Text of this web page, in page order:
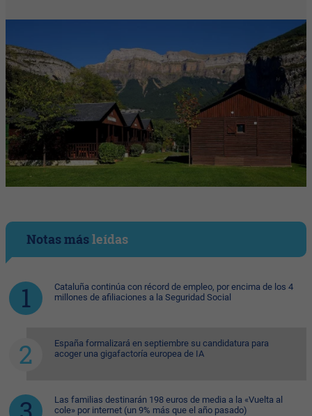
Notas másleídas
Cataluña continúa con récord de empleo, por encima de los 4
millones de afiliaciones a la Seguridad Social
España formalizará en septiembre su candidatura para
acoger una gigafactoría europea de IA
Las familias destinarán 198 euros de media a la «Vuelta al
cole» por internet (un 9% más que el año pasado)